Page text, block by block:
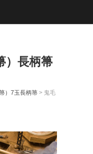
）長柄箒
）7玉長柄箒 > 鬼毛